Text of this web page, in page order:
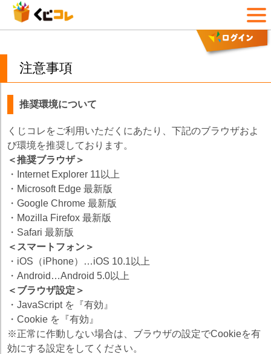
注意事項
推奨環境について
くじコレをご利用いただくにあたり、下記のブラウザおよ
び環境を推奨しております。
＜推奨ブラウザ＞
・Internet Explorer 11以上
・Microsoft Edge 最新版
・Google Chrome 最新版
・Mozilla Firefox 最新版
・Safari 最新版
＜スマートフォン＞
・iOS（iPhone）…iOS 10.1以上
・Android…Android 5.0以上
＜ブラウザ設定＞
・JavaScript を『有効』
・Cookie を『有効』
※正常に作動しない場合は、ブラウザの設定でCookieを有
効にする設定をしてください。